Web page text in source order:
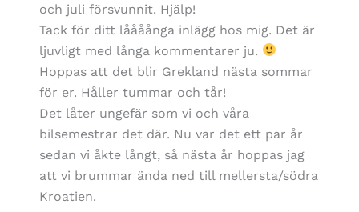
och juli försvunnit. Hjälp!
Tack för ditt låååånga inlägg hos mig. Det är
ljuvligt med långa kommentarer ju.
Hoppas att det blir Grekland nästa sommar
för er. Håller tummar och tår!
Det låter ungefär som vi och våra
bilsemestrar det där. Nu var det ett par år
sedan vi åkte långt, så nästa år hoppas jag
att vi brummar ända ned till mellersta/södra
Kroatien.